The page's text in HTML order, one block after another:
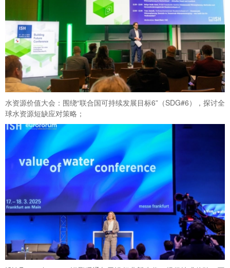
水资源价值大会：围绕“联合国可持续发展目标6”（SDG#6），探讨全
球水资源短缺应对策略；